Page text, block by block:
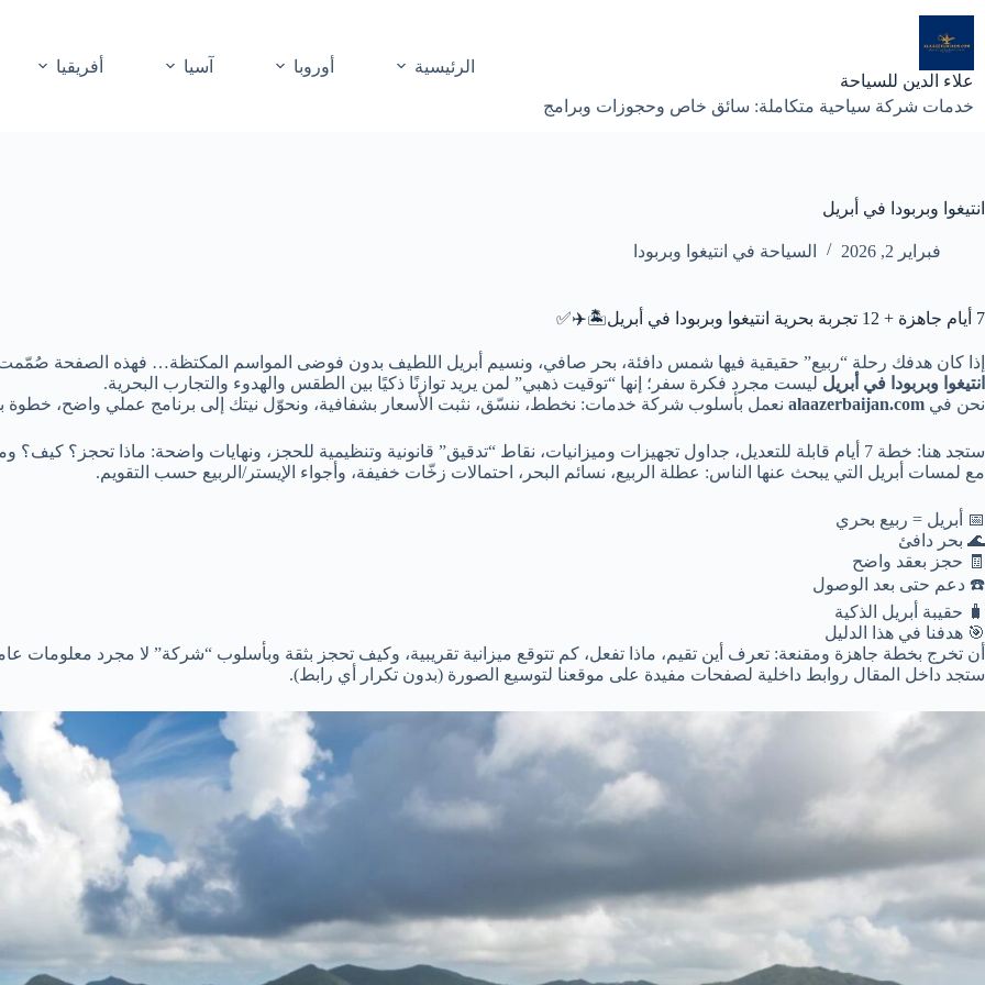
المحتوى
علاء الدين للسياحة
خدمات شركة سياحية متكاملة: سائق خاص وحجوزات وبرامج
الرئيسية أوروبا آسيا أفريقيا
انتيغوا وبربودا في أبريل
فبراير 2, 2026 السياحة في انتيغوا وبربودا
7 أيام جاهزة + 12 تجربة بحرية انتيغوا وبربودا في أبريل🏝️✈️✅
إذا كان هدفك رحلة “ربيع” حقيقية فيها شمس دافئة، بحر صافي، ونسيم أبريل اللطيف بدون فوضى المواسم المكتظة… فهذه الصفحة
انتيغوا وبربودا في أبريل ليست مجرد فكرة سفر؛ إنها “توقيت ذهبي” لمن يريد توازنًا ذكيًا بين الطقس والهدوء والتجارب البحرية.
نحن في alaazerbaijan.com نعمل بأسلوب شركة خدمات: نخطط، ننسّق، نثبت الأسعار بشفافية، ونحوّل نيتك إلى برنامج عملي واضح، خطوة
ستجد هنا: خطة 7 أيام قابلة للتعديل، جداول تجهيزات وميزانيات، نقاط “تدقيق” قانونية وتنظيمية للحجز، ونهايات واضحة: ماذا تحجز؟ كيف؟ ومتى؟
مع لمسات أبريل التي يبحث عنها الناس: عطلة الربيع، نسائم البحر، احتمالات زخّات خفيفة، وأجواء الإيستر/الربيع حسب التقويم.
📅 أبريل = ربيع بحري
🌊 بحر دافئ
🧾 حجز بعقد واضح
☎️ دعم حتى بعد الوصول
🧳 حقيبة أبريل الذكية
🎯 هدفنا في هذا الدليل
أن تخرج بخطة جاهزة ومقنعة: تعرف أين تقيم، ماذا تفعل، كم تتوقع ميزانية تقريبية، وكيف تحجز بثقة وبأسلوب “شركة” لا مجرد معلومات
ستجد داخل المقال روابط داخلية لصفحات مفيدة على موقعنا لتوسيع الصورة (بدون تكرار أي رابط).